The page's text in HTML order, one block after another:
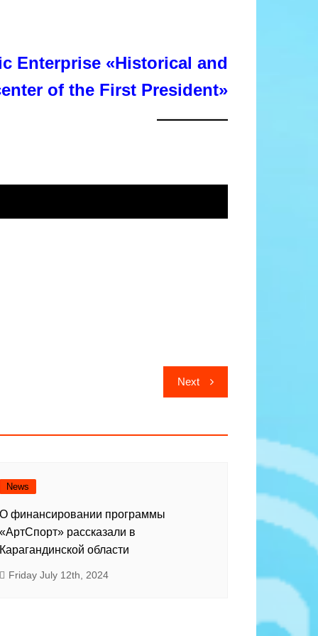
Enterprise «Historical and
of the First President»
Next
News
О финансировании программы
«АртСпорт» рассказали в
Карагандинской области
Friday July 12th, 2024